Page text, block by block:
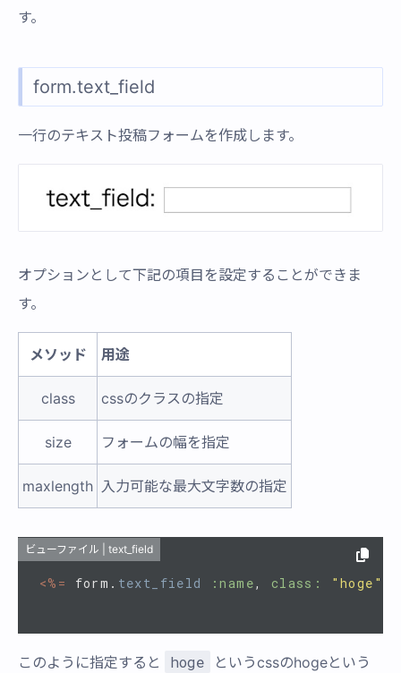
す。
form.text_field
一行のテキスト投稿フォームを作成します。
オプションとして下記の項目を設定することができま
す。
メソッド 用途
class cssのクラスの指定
size フォームの幅を指定
maxlength 入力可能な最大文字数の指定
ビューファイル | text_field
<%= form . text_field :name, class: "hoge"
このように指定すると hoge
というcssのhogeという